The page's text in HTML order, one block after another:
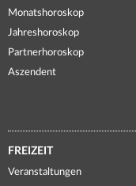
Monatshoroskop
Jahreshoroskop
Partnerhoroskop
Aszendent
FREIZEIT
Veranstaltungen